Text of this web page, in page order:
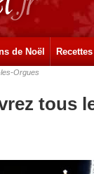
de Noël
Orgues
tous